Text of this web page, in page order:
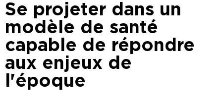
Se projeter dans un
modèle de santé
capable de répondre
aux enjeux de
l'époque